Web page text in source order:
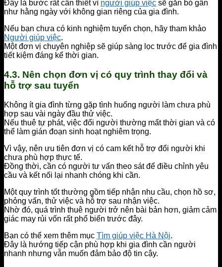
Đây là bước rất cần thiết vì người giúp việc sẽ gắn bó gần
như hằng ngày với không gian riêng của gia đình.
Nếu bạn chưa có kinh nghiệm tuyển chọn, hãy tham khảo
Người giúp việc.
Một đơn vị chuyên nghiệp sẽ giúp sàng lọc trước để gia đình
tiết kiệm đáng kể thời gian.
4.3. Nên chọn đơn vị có quy trình thay đổi và
hỗ trợ sau tuyển
Không ít gia đình từng gặp tình huống người làm chưa phù
hợp sau vài ngày đầu thử việc.
Nếu thuê tự phát, việc đổi người thường mất thời gian và có
thể làm gián đoạn sinh hoạt nghiêm trọng.
Vì vậy, nên ưu tiên đơn vị có cam kết hỗ trợ đổi người khi
chưa phù hợp thực tế.
Đồng thời, cần có người tư vấn theo sát để điều chỉnh yêu
cầu và kết nối lại nhanh chóng khi cần.
Một quy trình tốt thường gồm tiếp nhận nhu cầu, chọn hồ sơ,
phỏng vấn, thử việc và hỗ trợ sau nhận việc.
Nhờ đó, quá trình thuê người trở nên bài bản hơn, giảm cảm
giác may rủi vốn rất phổ biến trước đây.
Bạn có thể xem thêm mục Tìm giúp việc Hà Nội.
Đây là hướng tiếp cận phù hợp khi gia đình cần người
nhanh nhưng vẫn muốn đảm bảo độ tin cậy.